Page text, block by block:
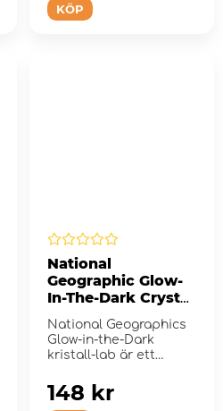
KÖP
National
Geographic Glow-
In-The-Dark Crystal
Lab
National Geographics
Glow-in-the-Dark
kristall-lab är ett
v...
148 kr